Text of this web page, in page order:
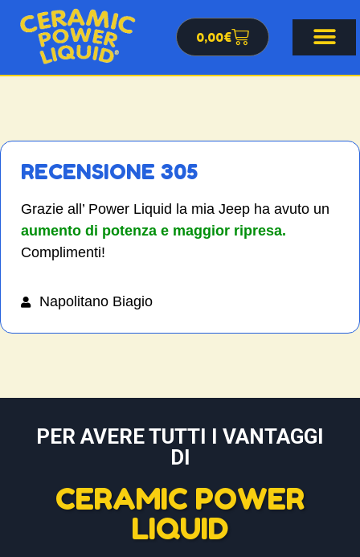
0,00€
RECENSIONE 305
Grazie all’ Power Liquid la mia Jeep ha avuto un
aumento di potenza e maggior ripresa.
Complimenti!
Napolitano Biagio
PER AVERE TUTTI I VANTAGGI
DI
CERAMIC POWER
LIQUID